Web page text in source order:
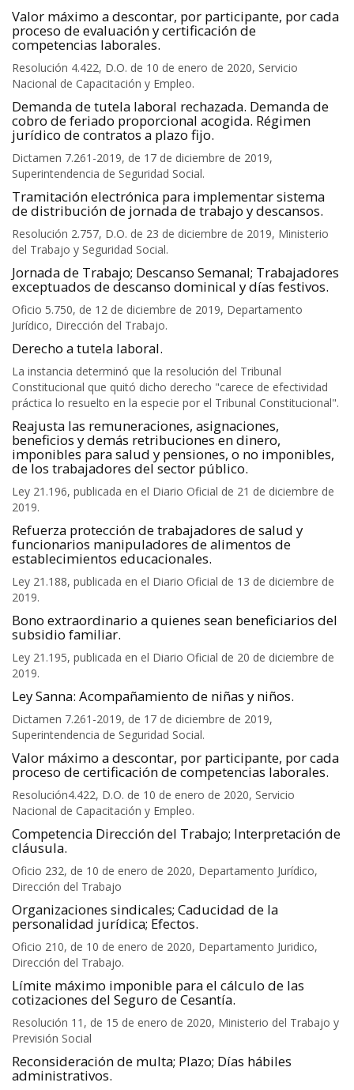
Valor máximo a descontar, por participante, por cada
proceso de evaluación y certificación de
competencias laborales.
Resolución 4.422, D.O. de 10 de enero de 2020, Servicio
Nacional de Capacitación y Empleo.
Demanda de tutela laboral rechazada. Demanda de
cobro de feriado proporcional acogida. Régimen
jurídico de contratos a plazo fijo.
Dictamen 7.261-2019, de 17 de diciembre de 2019,
Superintendencia de Seguridad Social.
Tramitación electrónica para implementar sistema
de distribución de jornada de trabajo y descansos.
Resolución 2.757, D.O. de 23 de diciembre de 2019, Ministerio
del Trabajo y Seguridad Social.
Jornada de Trabajo; Descanso Semanal; Trabajadores
exceptuados de descanso dominical y días festivos.
Oficio 5.750, de 12 de diciembre de 2019, Departamento
Jurídico, Dirección del Trabajo.
Derecho a tutela laboral.
La instancia determinó que la resolución del Tribunal
Constitucional que quitó dicho derecho "carece de efectividad
práctica lo resuelto en la especie por el Tribunal Constitucional".
Reajusta las remuneraciones, asignaciones,
beneficios y demás retribuciones en dinero,
imponibles para salud y pensiones, o no imponibles,
de los trabajadores del sector público.
Ley 21.196, publicada en el Diario Oficial de 21 de diciembre de
2019.
Refuerza protección de trabajadores de salud y
funcionarios manipuladores de alimentos de
establecimientos educacionales.
Ley 21.188, publicada en el Diario Oficial de 13 de diciembre de
2019.
Bono extraordinario a quienes sean beneficiarios del
subsidio familiar.
Ley 21.195, publicada en el Diario Oficial de 20 de diciembre de
2019.
Ley Sanna: Acompañamiento de niñas y niños.
Dictamen 7.261-2019, de 17 de diciembre de 2019,
Superintendencia de Seguridad Social.
Valor máximo a descontar, por participante, por cada
proceso de certificación de competencias laborales.
Resolución4.422, D.O. de 10 de enero de 2020, Servicio
Nacional de Capacitación y Empleo.
Competencia Dirección del Trabajo; Interpretación de
cláusula.
Oficio 232, de 10 de enero de 2020, Departamento Jurídico,
Dirección del Trabajo
Organizaciones sindicales; Caducidad de la
personalidad jurídica; Efectos.
Oficio 210, de 10 de enero de 2020, Departamento Juridico,
Dirección del Trabajo.
Límite máximo imponible para el cálculo de las
cotizaciones del Seguro de Cesantía.
Resolución 11, de 15 de enero de 2020, Ministerio del Trabajo y
Previsión Social
Reconsideración de multa; Plazo; Días hábiles
administrativos.